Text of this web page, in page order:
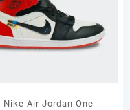
Nike Air Jordan One